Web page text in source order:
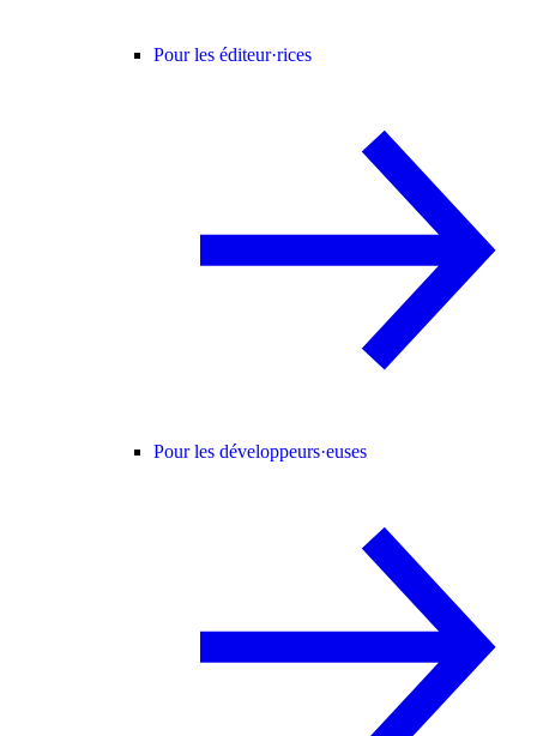
Pour les éditeur·rices
Pour les développeurs·euses